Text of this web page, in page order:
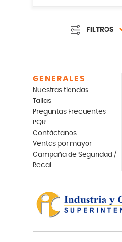
FILTROS
GENERALES
Nuestras tiendas
Tallas
Preguntas Frecuentes
PQR
Contáctanos
Ventas por mayor
Campaña de Seguridad /
Recall